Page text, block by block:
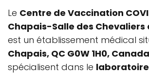
Le Centre de Vaccination
Chapais-Salle des Chevaliers
est un établissement médical
Chapais, QC G0W 1H0, Canada
spécialisent dans le